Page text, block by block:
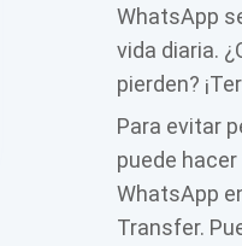
WhatsApp
vida diaria.
pierden?
Para evitar
puede
WhatsApp
Transfer.